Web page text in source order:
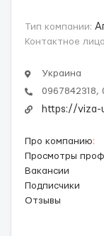
Тип компании:
Контактное
Украина
0967842318,
https://viza-
Про компанию:
Просмотры
Вакансии
Подписчики
Отзывы